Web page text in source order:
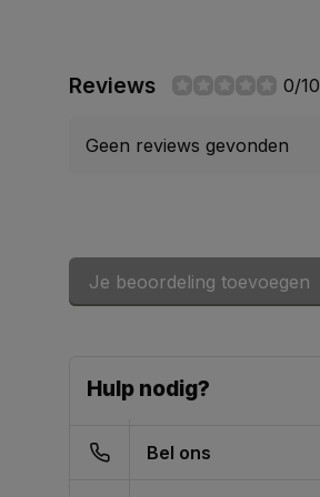
Reviews 0/10
Geen reviews gevonden
Je beoordeling toevoegen
Hulp nodig?
Bel ons